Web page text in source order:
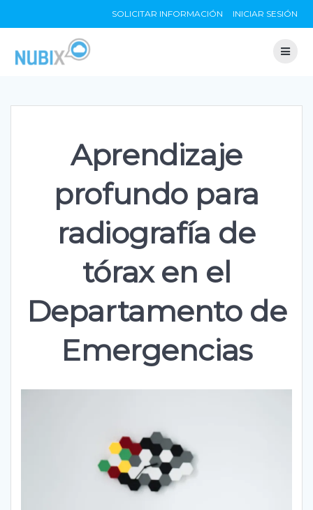
to
SOLICITAR INFORMACIÓN INICIAR SESIÓN
Aprendizaje
profundo para
radiografía de
tórax en el
Departamento de
Emergencias